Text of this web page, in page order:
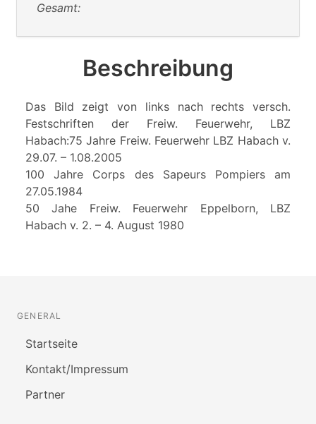
Gesamt:
Beschreibung
Das Bild zeigt von links nach rechts versch.
Festschriften der Freiw. Feuerwehr, LBZ
Habach:75 Jahre Freiw. Feuerwehr LBZ Habach v.
29.07. – 1.08.2005
100 Jahre Corps des Sapeurs Pompiers am
27.05.1984
50 Jahe Freiw. Feuerwehr Eppelborn, LBZ
Habach v. 2. – 4. August 1980
GENERAL
Startseite
Kontakt/Impressum
Partner